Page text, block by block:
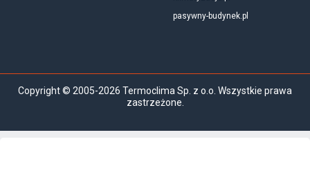
pasywny-budynek.pl
Copyright © 2005-2026 Termoclima Sp. z o.o. Wszystkie prawa
zastrzeżone.